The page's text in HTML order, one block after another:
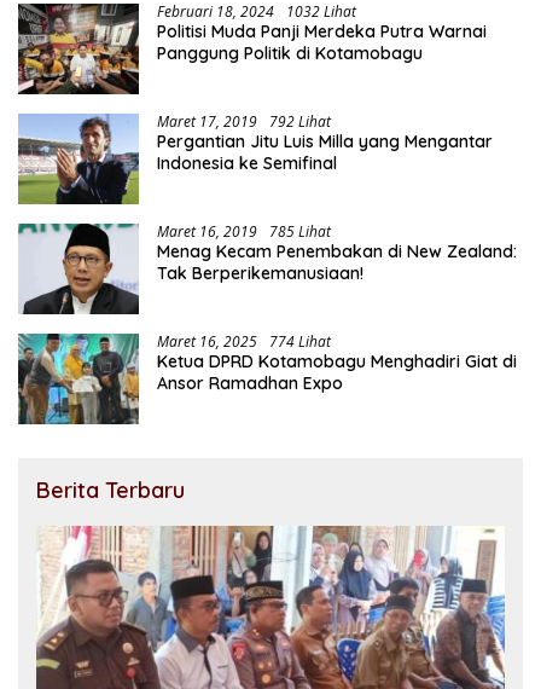
Februari 18, 2024 1032 Lihat
Politisi Muda Panji Merdeka Putra Warnai
Panggung Politik di Kotamobagu
Maret 17, 2019 792 Lihat
Pergantian Jitu Luis Milla yang Mengantar
Indonesia ke Semifinal
Maret 16, 2019 785 Lihat
Menag Kecam Penembakan di New Zealand:
Tak Berperikemanusiaan!
Maret 16, 2025 774 Lihat
Ketua DPRD Kotamobagu Menghadiri Giat di
Ansor Ramadhan Expo
Berita Terbaru